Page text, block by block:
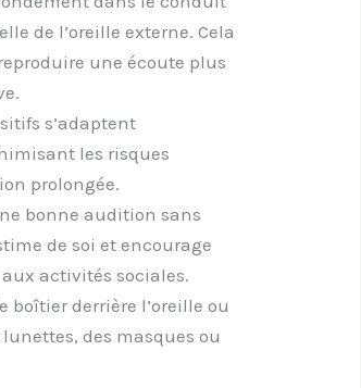
améliorent
tant sur le plan auditif
Ne pas avoir de
à l’aise et moins
l’appareillage.
dans le conduit
de l’oreille externe. Cela
une écoute plus
s’adaptent
les risques